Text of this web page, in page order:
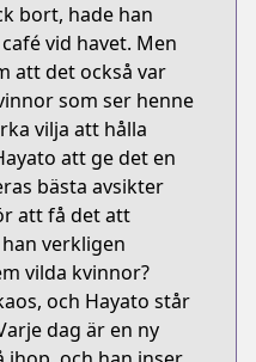
bort, hade han
vid havet. Men
att det också var
som ser henne
vilja att hålla
att ge det en
bästa avsikter
att få det att
verkligen
vilda kvinnor?
och Hayato står
dag är en ny